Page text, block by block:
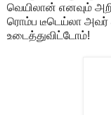
வெயிலான் எனவும்
ரொம்ப டீடெய்லா அவர்
உடைத்துவிட்டோம்!